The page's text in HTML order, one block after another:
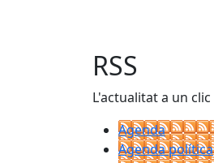
RSS
L'actualitat a un clic
Agenda
Agenda política